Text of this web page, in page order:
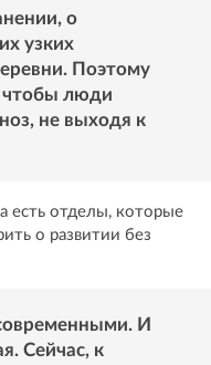
о
узких
Поэтому
чтобы люди
не выходя к
есть отделы, которые
о развитии без
И
Сейчас, к